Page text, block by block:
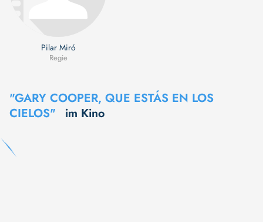
Pilar Miró
Regie
"GARY COOPER, QUE ESTÁS EN LOS
CIELOS"
im Kino